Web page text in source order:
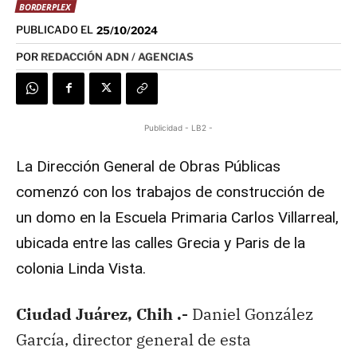
BORDERPLEX
PUBLICADO EL 25/10/2024
POR REDACCIÓN ADN / AGENCIAS
Publicidad - LB2 -
La Dirección General de Obras Públicas
comenzó con los trabajos de construcción de
un domo en la Escuela Primaria Carlos Villarreal,
ubicada entre las calles Grecia y Paris de la
colonia Linda Vista.
Ciudad Juárez, Chih .- Daniel González
García, director general de esta